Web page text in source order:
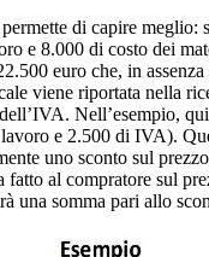
di capire meglio:
e 8.000 di costo dei
euro che, in
viene riportata nella
Nell’esempio,
e 2.500 di IVA).
uno sconto sul
fatto al compratore sul
una somma pari allo